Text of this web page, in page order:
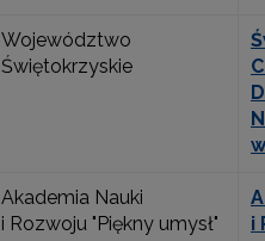
Województwo
Świętokrzyskie
Akademia Nauki
i Rozwoju "Piękny umysł"
i